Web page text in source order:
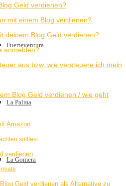
Fuerteventura
La Palma
La Gomera
Geld verdienen?
mit einem Blog verdienen?
deinem Blog Geld verdienen?
anmelden?
aus bzw. wie versteuere ich mein
Blog Geld verdienen / wie geht
Amazon
solltest
verdienen
Geld verdienen als Alternative zu